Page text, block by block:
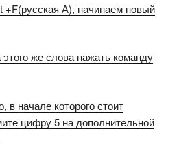
+F(русская А), начинаем новый
же слова нажать команду
в начале которого стоит
цифру 5 на дополнительной